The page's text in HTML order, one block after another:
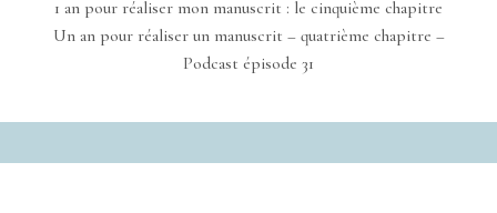
1 an pour réaliser mon manuscrit : le cinquième chapitre
Un an pour réaliser un manuscrit – quatrième chapitre –
Podcast épisode 31